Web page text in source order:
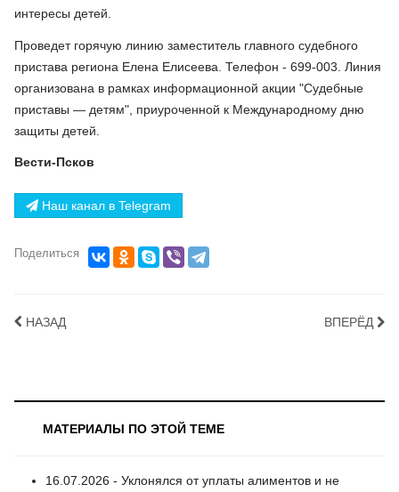
интересы детей.
Проведет горячую линию заместитель главного судебного
пристава региона Елена Елисеева. Телефон - 699-003. Линия
организована в рамках информационной акции "Судебные
приставы — детям", приуроченной к Международному дню
защиты детей.
Вести-Псков
Наш канал в Telegram
Поделиться
НАЗАД ВПЕРЁД
МАТЕРИАЛЫ ПО ЭТОЙ ТЕМЕ
16.07.2026 - Уклонялся от уплаты алиментов и не